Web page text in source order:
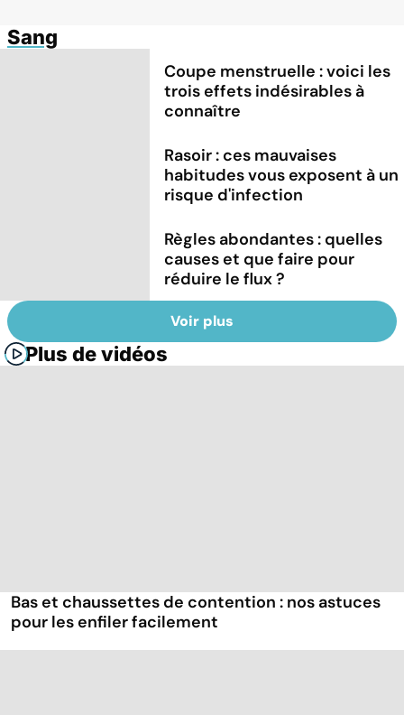
Sang
Coupe menstruelle : voici les
trois effets indésirables à
connaître
Rasoir : ces mauvaises
habitudes vous exposent à un
risque d'infection
Règles abondantes : quelles
causes et que faire pour
réduire le flux ?
Voir plus
Plus de vidéos
Bas et chaussettes de contention : nos astuces
pour les enfiler facilement